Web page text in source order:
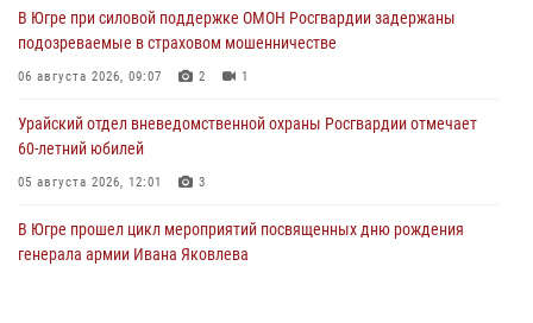
В Югре при силовой поддержке ОМОН Росгвардии задержаны
подозреваемые в страховом мошенничестве
06 августа 2026, 09:07 2 1
Урайский отдел вневедомственной охраны Росгвардии отмечает
60-летний юбилей
05 августа 2026, 12:01 3
В Югре прошел цикл мероприятий посвященных дню рождения
генерала армии Ивана Яковлева